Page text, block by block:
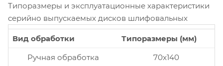
Типоразмеры и эксплуатационные характеристики
серийно выпускаемых дисков шлифовальных
Вид обработки
Типоразмеры (мм)
Ручная обработка
70x140